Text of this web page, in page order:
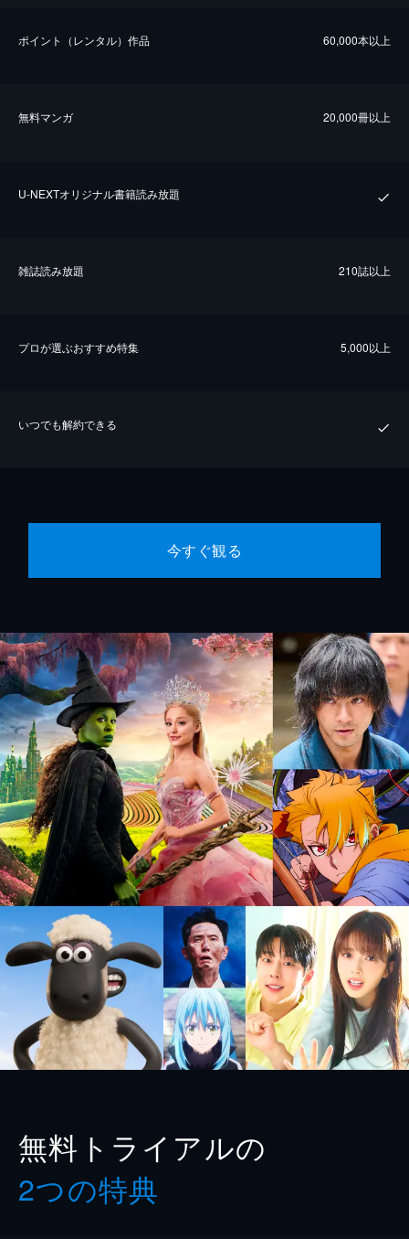
ポイント（レンタル）作品 60,000本以上
無料マンガ 20,000冊以上
U-NEXTオリジナル書籍読み放題
雑誌読み放題 210誌以上
プロが選ぶおすすめ特集 5,000以上
いつでも解約できる
今すぐ観る
無料トライアルの
2つの特典